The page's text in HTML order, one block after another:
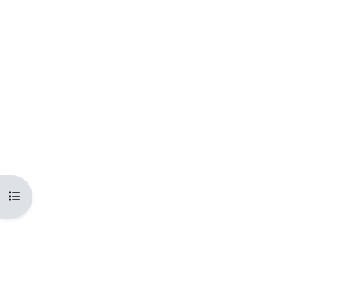
Ouvrir l’index du cours